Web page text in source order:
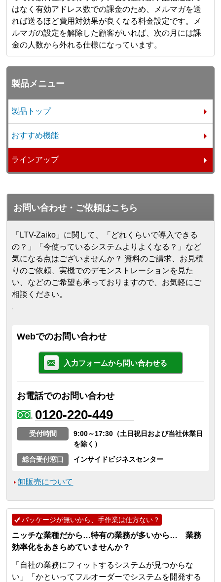
はなく有効アドレス数での課金のため、メルマガを送
れば送るほど費用対効果が良くなる料金設定です。メ
ルマガの設定を解除した顧客がいれば、次の月には課
金の人数から外れる仕様になっています。
製品メニュー
製品トップ
おすすめ機能
ラインアップ
お問い合わせ・ご依頼はこちら
「LTV-Zaiko」に関して、「どれくらいで導入できる
の？」「今使っているシステムよりよくなる？」など
気になる点はございませんか？ 資料のご請求、お見積
りのご依頼、実機でのデモンストレーションを見た
い、などのご希望も承っておりますので、お気軽にご
相談ください。
Webでのお問い合わせ
入力フォームから問い合わせる
お電話でのお問い合わせ
0120-220-449
受付時間
9:00～17:30（土日祝日および当社休業日
を除く）
総合受付窓口
インサイドビジネスセンター
卸販売について
パッケージが無いから、手作業は仕方ない？
ニッチな業種だから…特有の業務が多いから… 業務
効率化をあきらめていませんか？
「自社の業務にフィットするシステムが見つからな
い」「かといってフルオーダーでシステムを開発する